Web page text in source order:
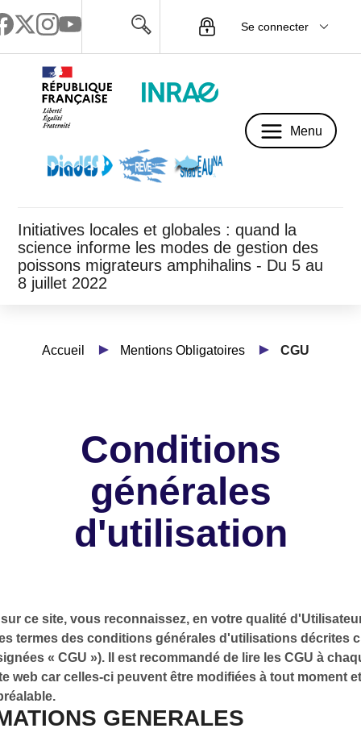
Se connecter
Menu
Initiatives locales et globales : quand la
science informe les modes de gestion des
poissons migrateurs amphihalins - Du 5 au
8 juillet 2022
Accueil Mentions Obligatoires CGU
Conditions
générales
d'utilisation
ce site, vous reconnaissez, en votre qualité
termes des conditions générales d'utilisations décrites
« CGU »). Il est recommandé de lire les CGU à
web car celles-ci peuvent être modifiées à tout moment
GENERALES